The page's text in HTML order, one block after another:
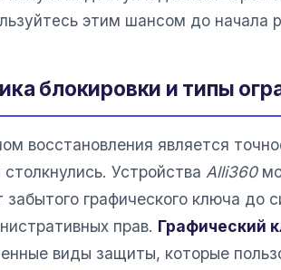
этим шансом до начала
блокировки и типы
восстановления является
Устройства Alli360
забытого графического ключа до
прав. Графический
виды защиты, которые